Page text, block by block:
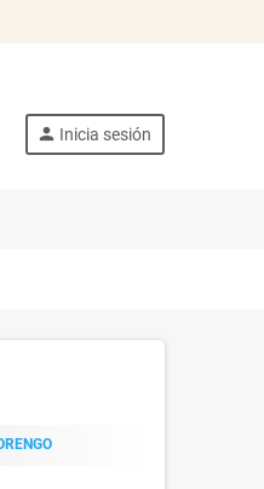
person Inicia sesión